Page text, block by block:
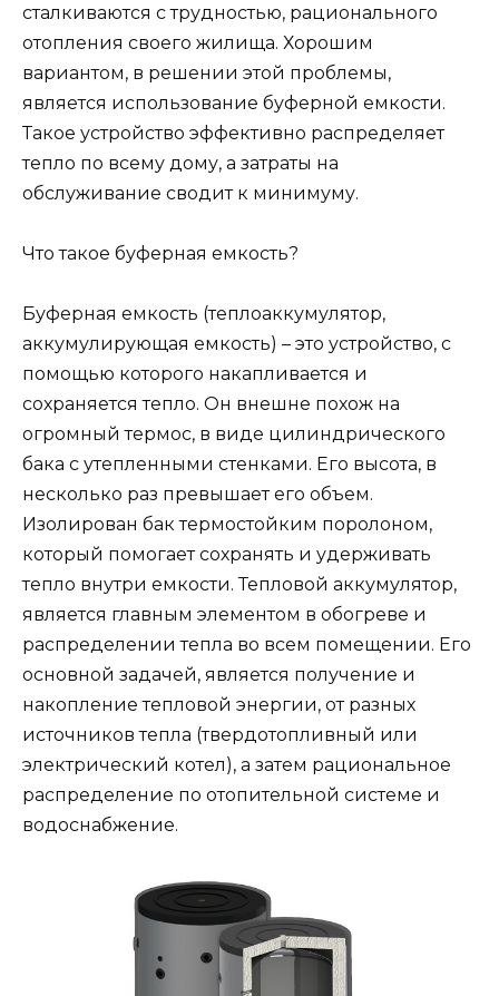
сталкиваются с трудностью, рационального
отопления своего жилища. Хорошим
вариантом, в решении этой проблемы,
является использование буферной емкости.
Такое устройство эффективно распределяет
тепло по всему дому, а затраты на
обслуживание сводит к минимуму.
Что такое буферная емкость?
Буферная емкость (теплоаккумулятор,
аккумулирующая емкость) – это устройство, с
помощью которого накапливается и
сохраняется тепло. Он внешне похож на
огромный термос, в виде цилиндрического
бака с утепленными стенками. Его высота, в
несколько раз превышает его объем.
Изолирован бак термостойким поролоном,
который помогает сохранять и удерживать
тепло внутри емкости. Тепловой аккумулятор,
является главным элементом в обогреве и
распределении тепла во всем помещении. Его
основной задачей, является получение и
накопление тепловой энергии, от разных
источников тепла (твердотопливный или
электрический котел), а затем рациональное
распределение по отопительной системе и
водоснабжение.